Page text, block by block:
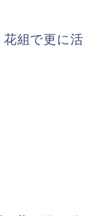
組で更に活